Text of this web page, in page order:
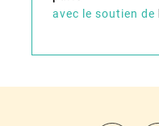
avec le soutien de